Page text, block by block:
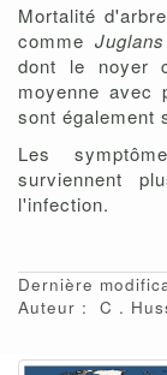
Mortalité
comme
dont le noyer
moyenne avec
sont également
Les
surviennent
l'infection.
Dernière
Auteur :
C